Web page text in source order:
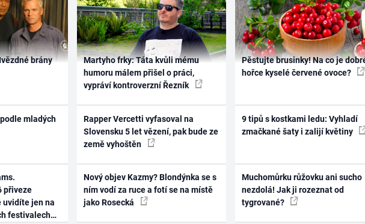
brány
mladých
přiveze
uvidíte jen na
festivalech
Martyho frky: Táta kvůli mému
humoru málem přišel o práci,
vypráví kontroverzní Řezník
Rapper Vercetti vyfasoval na
Slovensku 5 let vězení, pak bude ze
země vyhoštěn
Nový objev Kazmy? Blondýnka se s
ním vodí za ruce a fotí se na místě
jako Rosecká
Pěstujte brusinky! Na co je
hořce kyselé červené ovoce?
9 tipů s kostkami ledu: Vyhladí
zmačkané šaty i zalijí květiny
Muchomůrku růžovku ani sucho
nezdolá! Jak ji rozeznat od
tygrované?